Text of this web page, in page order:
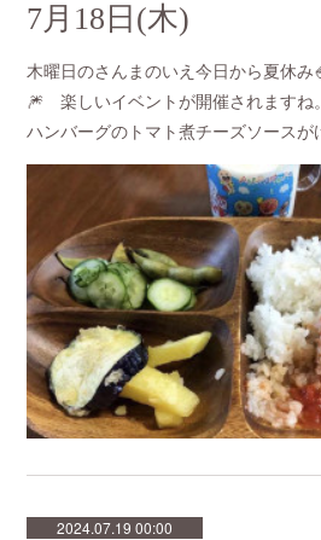
7月18日(木)
木曜日のさんまのいえ今日から夏休
🎆 楽しいイベントが開催されますね
ハンバーグのトマト煮チーズソース
2024.07.19 00:00